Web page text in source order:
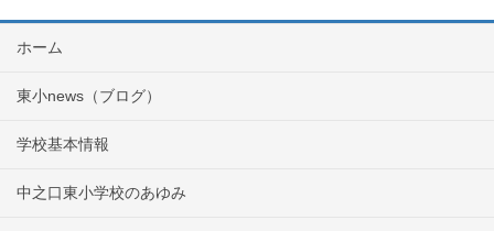
ホーム
東小news（ブログ）
学校基本情報
中之口東小学校のあゆみ